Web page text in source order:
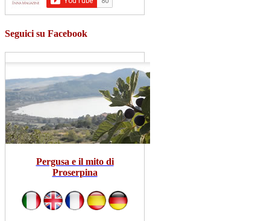
Seguici su Facebook
Pergusa e il mito di
Proserpina